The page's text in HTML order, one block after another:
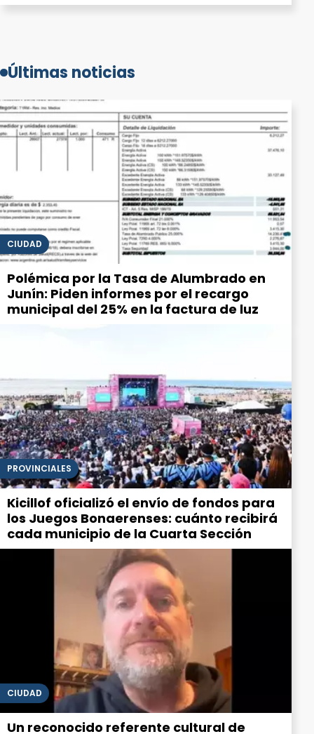
Últimas noticias
CIUDAD
Polémica por la Tasa de Alumbrado en
Junín: Piden informes por el recargo
municipal del 25% en la factura de luz
PROVINCIALES
Kicillof oficializó el envío de fondos para
los Juegos Bonaerenses: cuánto recibirá
cada municipio de la Cuarta Sección
CIUDAD
Un reconocido referente cultural de